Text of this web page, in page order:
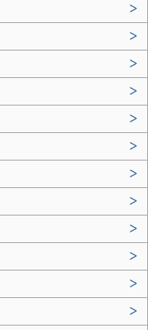
>
>
>
>
>
>
>
>
>
>
>
>